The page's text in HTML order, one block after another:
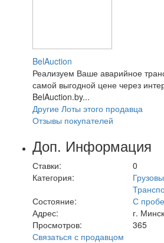
BelAuction
Реализуем Ваше аварийное
самой выгодной цене через
BelAuction.by...
Другие Лоты этого продавца
Отзывы покупателей
Доп. Информация
Ставки:
0
Категория:
Состояние:
С
Адрес:
г.
Просмотров:
365
Связаться с продавцом